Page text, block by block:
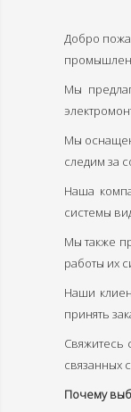
Добро
Мы
Мы
следим за
Наша
системы
Мы также
работы их
Наши
принять
Свяжитесь
связанных
Почему